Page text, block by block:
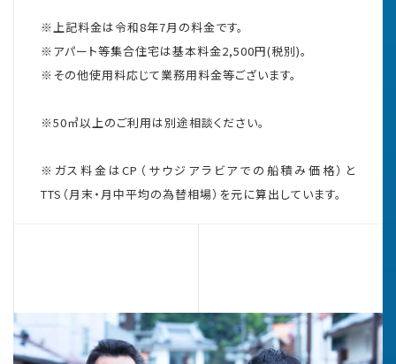
※上記料金は令和8年7月の料金です。
※アパート等集合住宅は基本料金2,500円(税別)。
※その他使用料応じて業務用料金等ございます。
※50㎥以上のご利用は別途相談ください。
※ガス料金はCP（サウジアラビアでの船積み価格）と
TTS（月末・月中平均の為替相場）を元に算出しています。